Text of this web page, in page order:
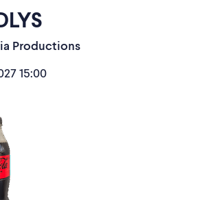
Productions
15:00